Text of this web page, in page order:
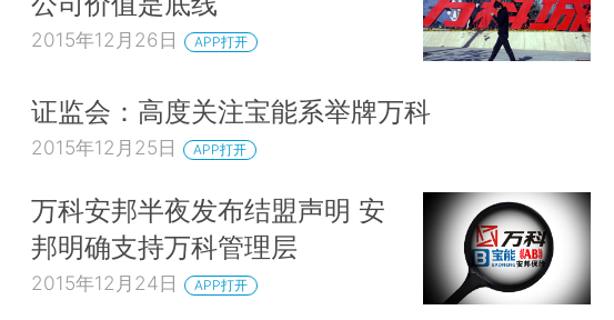
2015年12月26日 APP打开
证监会：高度关注宝能系举牌万科
2015年12月25日 APP打开
万科安邦半夜发布结盟声明 安
邦明确支持万科管理层
2015年12月24日 APP打开